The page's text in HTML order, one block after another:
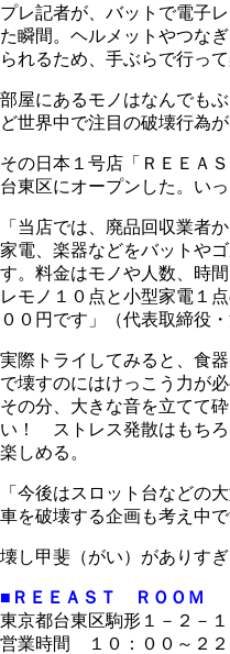
プレ記者が、バットで電子
た瞬間。ヘルメットやつな
られるため、手ぶらで行って
部屋にあるモノはなんでも
ど世界中で注目の破壊行為
その日本１号店「ＲＥＥＡ
台東区にオープンした。い
「当店では、廃品回収業者
家電、楽器などをバットや
す。料金はモノや人数、時
レモノ１０点と小型家電１
００円です」（代表取締役・
実際トライしてみると、食
で壊すのにはけっこう力が
その分、大きな音を立てて
い！ ストレス発散はもち
楽しめる。
「今後はスロット台などの
車を破壊する企画も考え中で
壊し甲斐（がい）がありすぎ
■ＲＥＥＡＳＴ ＲＯＯＭ
東京都台東区駒形１－２
営業時間 １０：００～２